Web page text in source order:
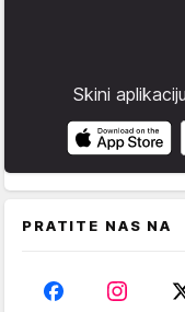
Skini
PRATITE NAS NA